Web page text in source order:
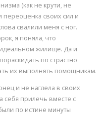
(как не крути, не
переоценка своих сил и
свалили меня с ног.
я поняла, что
жилище. Да и
по страстно
их выполнять помощникам.
и не наглела в своих
себя прилечь вместе с
по истине минуты